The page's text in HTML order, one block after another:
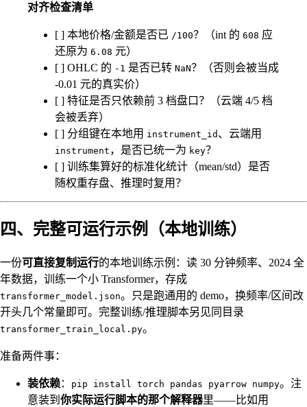
对齐检查清单
[ ] 本地价格/金额是否已 /100？（int 的 608 应
还原为 6.08 元）
[ ] OHLC 的 -1 是否已转 NaN？（否则会被当成
-0.01 元的真实价）
[ ] 特征是否只依赖前 3 档盘口？（云端 4/5 档
会被丢弃）
[ ] 分组键在本地用 instrument_id 、云端用
instrument ，是否已统一为 key？
[ ] 训练集算好的标准化统计（mean/std）是否
随权重存盘、推理时复用？
四、完整可运行示例（本地训练）
一份可直接复制运行的本地训练示例：读 30 分钟频率、2024 全
年数据，训练一个小 Transformer，存成
transformer_model.json。只是跑通用的 demo，换频率/区间改
开头几个常量即可。完整训练/推理脚本另见同目录
transformer_train_local.py。
准备两件事：
装依赖： pip install torch pandas pyarrow numpy。注
意装到 你实际运行脚本的那个解释器里——比如用